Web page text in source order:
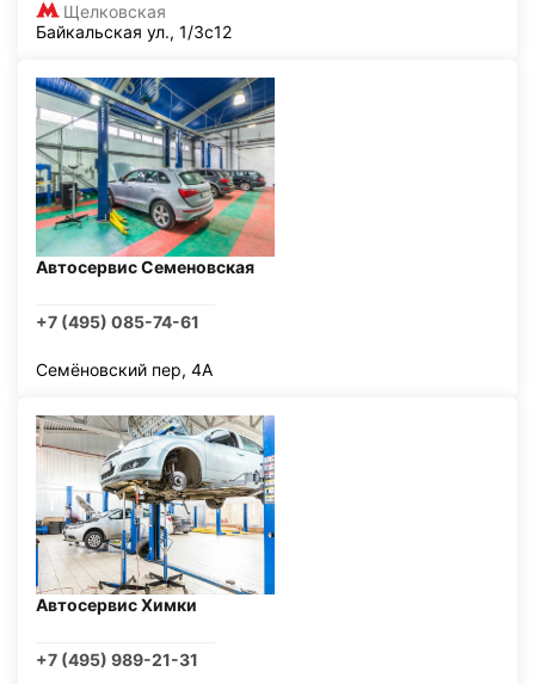
Щелковская
Байкальская ул., 1/3с12
Автосервис Семеновская
+7 (495) 085-74-61
Семёновский пер, 4А
Автосервис Химки
+7 (495) 989-21-31